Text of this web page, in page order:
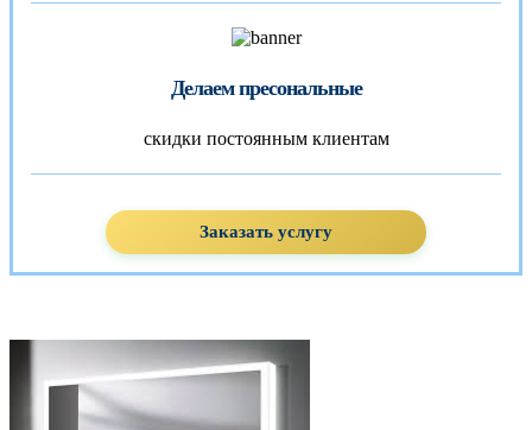
Делаем пресональные
скидки постоянным клиентам
Заказать услугу